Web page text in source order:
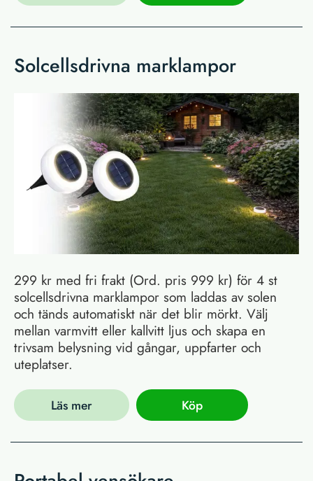
Solcellsdrivna marklampor
299 kr med fri frakt (Ord. pris 999 kr) för 4 st
solcellsdrivna marklampor som laddas av solen
och tänds automatiskt när det blir mörkt. Välj
mellan varmvitt eller kallvitt ljus och skapa en
trivsam belysning vid gångar, uppfarter och
uteplatser.
Läs mer Köp